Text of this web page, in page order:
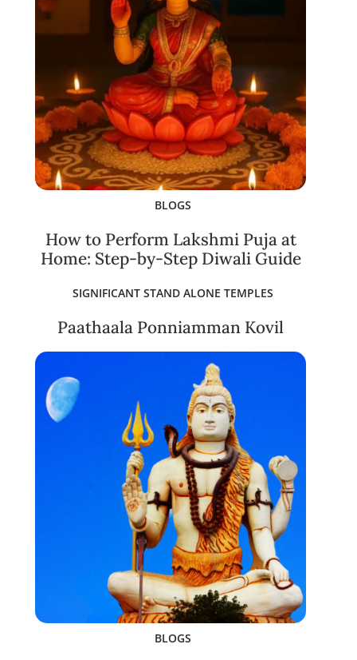
BLOGS
How to Perform Lakshmi Puja at
Home: Step-by-Step Diwali Guide
SIGNIFICANT STAND ALONE TEMPLES
Paathaala Ponniamman Kovil
BLOGS